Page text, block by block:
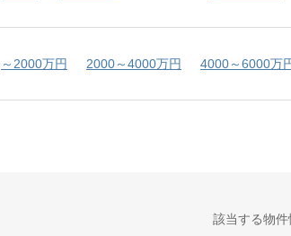
～2000万円 2000～4000万円 4000～6000万
該当する物件